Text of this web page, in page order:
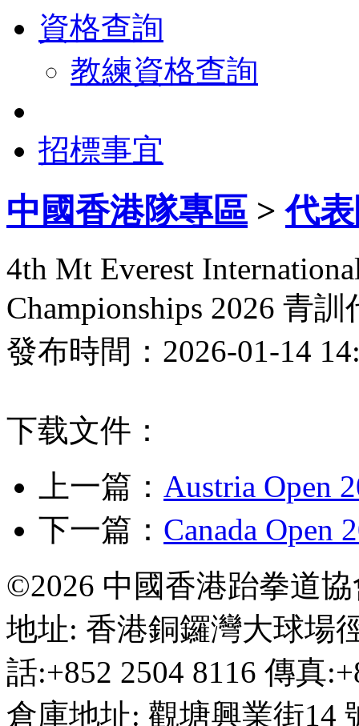
資格查詢
教練資格查詢
招標事宜
中國香港隊專區 >代
4th Mt Everest
Championships 2026 青
發布時間：2026-01-14
下载文件：
上一篇： Austria Open
下一篇： Canada Open
©2026 中國香港跆拳道
地址: 香港銅鑼灣大球場
話:+852 2504 8116 傳真
倉庫地址: 觀塘興業街14